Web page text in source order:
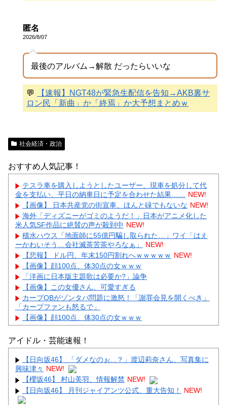
匿名
2026/8/07
最後のアルバム→解散 だったらいいな
💬
【速報】NGT48が緊急生配信を告知→AKB裏サ
ロン民「新曲」か「終焉」か大予想まとめｗ
社会経済・政治
おすすめ人気記事！
テスラ車を購入しようとしたユーザー、現車を処分して代
金を支払い、平日の納車日に予定を合わせた結果……
NEW!
【画像】 日本共産党の街宣車、ほんと碌でもないな NEW!
海外「ディズニーがゴミのようだ！」日本がアニメ化した
米人気SF作品に絶賛の声が殺到中 NEW!
積水ハウス「地面師に55億円騙し取られた…」ワイ「はえ
ーかわいそう…会社滅茶苦茶やろなぁ」
NEW!
【悲報】 ドル円、年末150円割れへｗｗｗｗｗ NEW!
【画像】顔100点、体30点の女ｗｗｗ
「洋画に日本版主題歌は必要か?」論争
【画像】この女優さん、可愛すぎる
カープOBがゾンタバ問題に激怒！「謝罪会見を開くべき」
「カープファンも怒るで」
【画像】顔100点、体30点の女ｗｗｗ
Powered by livedoor 相互RSS
アイドル・芸能速報！
【日向坂46】 「ダメなのぉ...？」渡辺莉奈さん、写真集に
興味津々 NEW!
【櫻坂46】 村山美羽、情報解禁 NEW!
【日向坂46】 月刊ジャイアンツ公式、重大告知！
NEW!